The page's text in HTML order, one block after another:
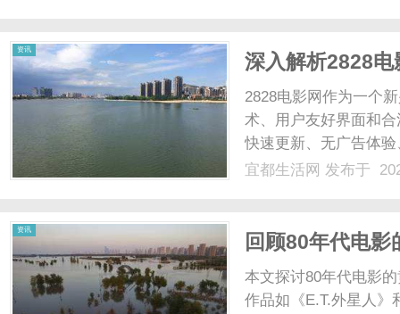
资讯
深入解析2828
影站点
2828电影网作为一个
术、用户友好界面和
快速更新、无广告体
VR和5G下的发展潜力
宜都生活网 发布于
资讯
回顾80年代电
本文探讨80年代电影
作品如《E.T.外星人》